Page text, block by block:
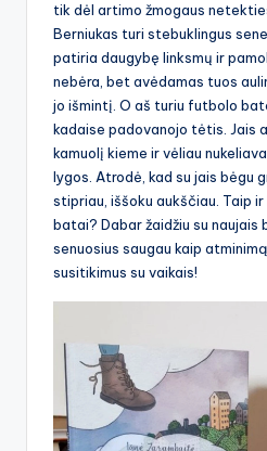
tik dėl artimo žmogaus
Berniukas turi stebuklingus
patiria daugybę linksmų ir
nebėra, bet avėdamas tuos
jo išmintį. O aš turiu futbolo
kadaise padovanojo tėtis. Jais
kamuolį kieme ir vėliau
lygos. Atrodė, kad su jais bėgu
stipriau, iššoku aukščiau. Taip
batai? Dabar žaidžiu su naujais
senuosius saugau kaip
susitikimus su vaikais!